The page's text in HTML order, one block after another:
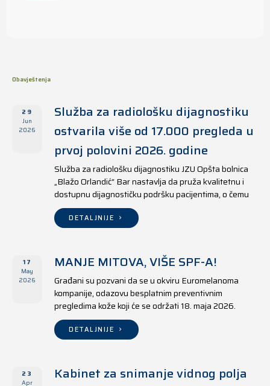
Obavještenja
29
Jun
2026
Služba za radiološku dijagnostiku
ostvarila više od 17.000 pregleda u
prvoj polovini 2026. godine
Služba za radiološku dijagnostiku JZU Opšta bolnica
„Blažo Orlandić“ Bar nastavlja da pruža kvalitetnu i
dostupnu dijagnostičku podršku pacijentima, o čemu
svjedoče i rezultati ostvareni u periodu od 1. januara
do 17. juna 2026. godine.
DETALJNIJE
17
May
2026
MANJE MITOVA, VIŠE SPF-A!
Građani su pozvani da se u okviru Euromelanoma
kompanije, odazovu besplatnim preventivnim
pregledima kože koji će se održati 18. maja 2026.
godine u jedanaest opština širom Crne Gore, kako u
državnim tako i u privatnim zdravstvenim ustanovama.
DETALJNIJE
23
Apr
Kabinet za snimanje vidnog polja